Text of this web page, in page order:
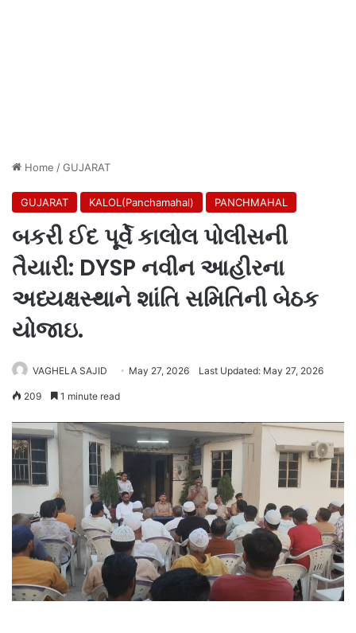
Home /GUJARAT
GUJARAT KALOL(Panchamahal) PANCHMAHAL
બકરી ઈદ પૂર્વે કાલોલ પોલીસની
તૈયારી: DYSP નવીન આહીરના
અધ્યક્ષસ્થાને શાંતિ સમિતિની બેઠક
યોજાઇ.
VAGHELA SAJID May 27, 2026 Last Updated: May 27, 2026
209 1 minute read